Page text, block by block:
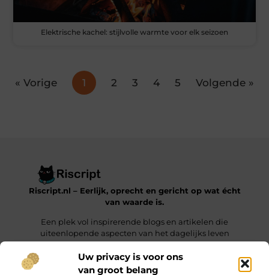
Uw privacy is voor ons
van groot belang
Elektrische kachel: stijlvolle warmte voor elk seizoen
« Vorige 1 2 3 4 5 Volgende »
Riscript.nl – Eerlijk, oprecht en gericht op wat écht
van waarde is.
Een plek vol inspirerende blogs en artikelen die
uiteenlopende aspecten van het dagelijks leven
behandelen.
Onze informatie